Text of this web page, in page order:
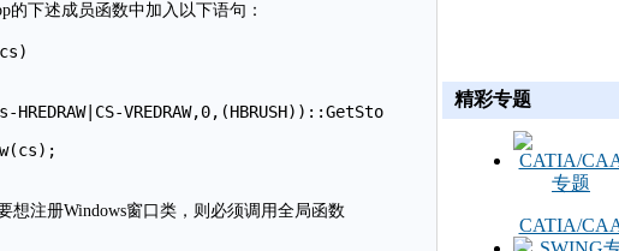
下述成员函数中加入以下语句：
HREDRAW|CS-VREDRAW,0,(HBRUSH))::GetSto
想注册Windows窗口类，则必须调用全局函数
精彩专题
CATIA/